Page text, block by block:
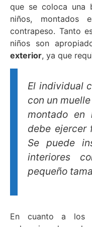
que se coloca una
niños, montados
contrapeso. Tanto
niños son
exterior, ya que
El individual
con un
montado en
debe ejercer
Se puede
interiores
pequeño
En cuanto a los